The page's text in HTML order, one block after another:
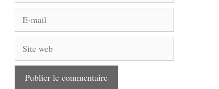
mail
Site
web